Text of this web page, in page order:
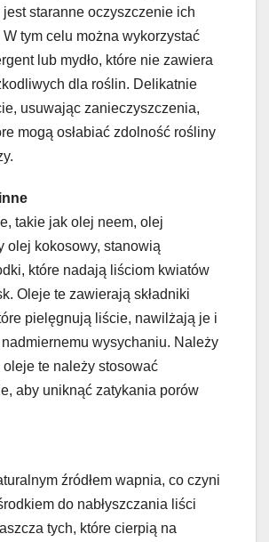
jest staranne oczyszczenie ich
tym celu można wykorzystać
lub mydło, które nie zawiera
dla roślin. Delikatnie
usuwając zanieczyszczenia,
mogą osłabiać zdolność rośliny
takie jak olej neem, olej
olej kokosowy, stanowią
które nadają liściom kwiatów
Oleje te zawierają składniki
pielęgnują liście, nawilżają je i
wysychaniu. Należy
oleje te należy stosować
aby uniknąć zatykania porów
źródłem wapnia, co czyni
do nabłyszczania liści
tych, które cierpią na